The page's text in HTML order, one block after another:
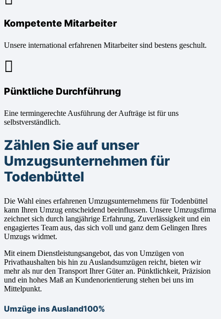
Kompetente Mitarbeiter
Unsere international erfahrenen Mitarbeiter sind bestens geschult.
Pünktliche Durchführung
Eine termingerechte Ausführung der Aufträge ist für uns
selbstverständlich.
Zählen Sie auf unser
Umzugsunternehmen für
Todenbüttel
Die Wahl eines erfahrenen Umzugsunternehmens für Todenbüttel
kann Ihren Umzug entscheidend beeinflussen. Unsere Umzugsfirma
zeichnet sich durch langjährige Erfahrung, Zuverlässigkeit und ein
engagiertes Team aus, das sich voll und ganz dem Gelingen Ihres
Umzugs widmet.
Mit einem Dienstleistungsangebot, das von Umzügen von
Privathaushalten bis hin zu Auslandsumzügen reicht, bieten wir
mehr als nur den Transport Ihrer Güter an. Pünktlichkeit, Präzision
und ein hohes Maß an Kundenorientierung stehen bei uns im
Mittelpunkt.
Umzüge ins Ausland100%